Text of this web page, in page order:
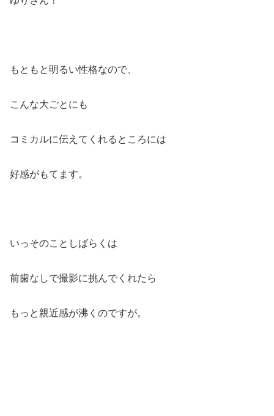
もともと明るい性格なので、
こんな大ごとにも
コミカルに伝えてくれるところには
好感がもてます。
いっそのことしばらくは
前歯なしで撮影に挑んでくれたら
もっと親近感が沸くのですが。